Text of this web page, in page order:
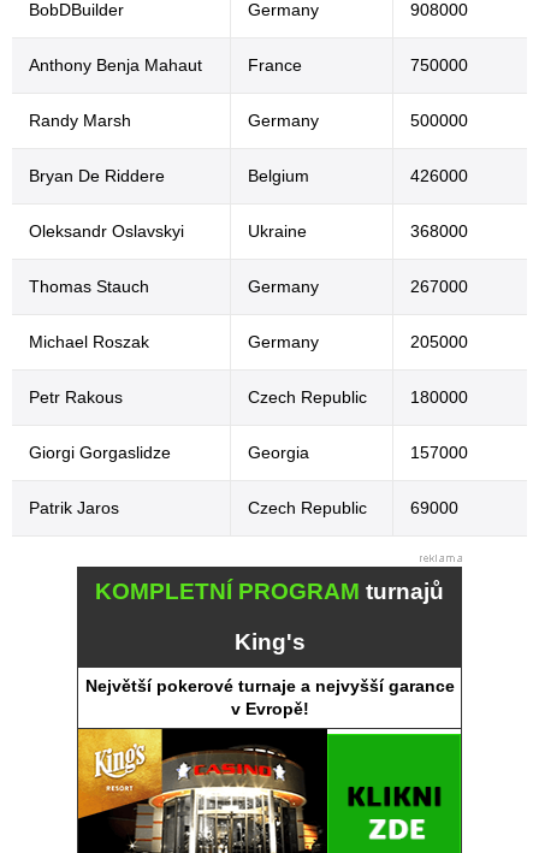
BobDBuilder Germany 908000
Anthony Benja Mahaut France 750000
Randy Marsh Germany 500000
Bryan De Riddere Belgium 426000
Oleksandr Oslavskyi Ukraine 368000
Thomas Stauch Germany 267000
Michael Roszak Germany 205000
Petr Rakous Czech Republic 180000
Giorgi Gorgaslidze Georgia 157000
Patrik Jaros Czech Republic 69000
KOMPLETNÍ PROGRAM turnajů
King's
Největší pokerové turnaje a nejvyšší garance
v Evropě!